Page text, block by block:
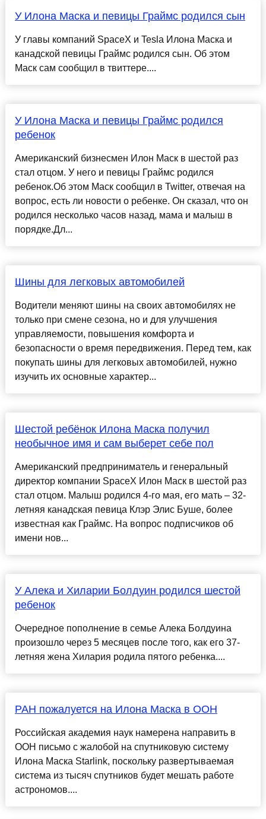
У Илона Маска и певицы Граймс родился сын
У главы компаний SpaceX и Tesla Илона Маска и
канадской певицы Граймс родился сын. Об этом
Маск сам сообщил в твиттере....
У Илона Маска и певицы Граймс родился
ребенок
Американский бизнесмен Илон Маск в шестой раз
стал отцом. У него и певицы Граймс родился
ребенок.Об этом Маск сообщил в Twitter, отвечая на
вопрос, есть ли новости о ребенке. Он сказал, что он
родился несколько часов назад, мама и малыш в
порядке.Дл...
Шины для легковых автомобилей
Водители меняют шины на своих автомобилях не
только при смене сезона, но и для улучшения
управляемости, повышения комфорта и
безопасности о время передвижения. Перед тем, как
покупать шины для легковых автомобилей, нужно
изучить их основные характер...
Шестой ребёнок Илона Маска получил
необычное имя и сам выберет себе пол
Американский предприниматель и генеральный
директор компании SpaceX Илон Маск в шестой раз
стал отцом. Малыш родился 4-го мая, его мать – 32-
летняя канадская певица Клэр Элис Буше, более
известная как Граймс. На вопрос подписчиков об
имени нов...
У Алека и Хиларии Болдуин родился шестой
ребенок
Очередное пополнение в семье Алека Болдуина
произошло через 5 месяцев после того, как его 37-
летняя жена Хилария родила пятого ребенка....
РАН пожалуется на Илона Маска в ООН
Российская академия наук намерена направить в
ООН письмо с жалобой на спутниковую систему
Илона Маска Starlink, поскольку развертываемая
система из тысяч спутников будет мешать работе
астрономов....